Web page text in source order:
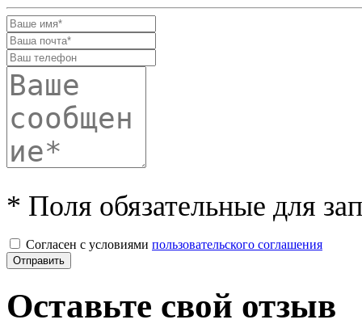
* Поля обязательные для
Согласен с условиями пользовательского соглашения
Оставьте свой отзыв